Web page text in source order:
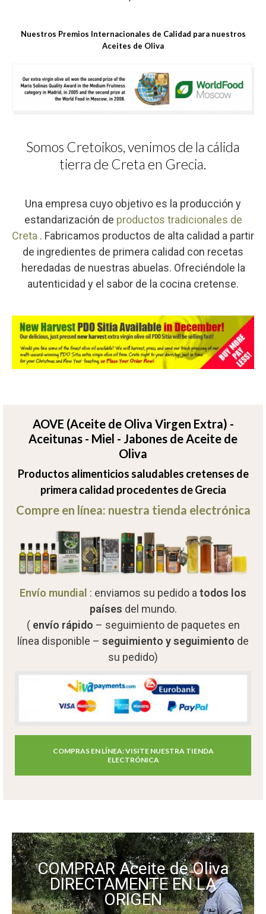
Nuestros Premios Internacionales de Calidad para nuestros
Aceites de Oliva
Somos Cretoikos, venimos de la cálida
tierra de Creta en Grecia.
Una empresa cuyo objetivo es la producción y
estandarización de productos tradicionales de
Creta . Fabricamos productos de alta calidad a partir
de ingredientes de primera calidad con recetas
heredadas de nuestras abuelas. Ofreciéndole la
autenticidad y el sabor de la cocina cretense.
AOVE (Aceite de Oliva Virgen Extra) -
Aceitunas - Miel - Jabones de Aceite de
Oliva
Productos alimenticios saludables cretenses de
primera calidad procedentes de Grecia
Compre en línea: nuestra tienda electrónica
Envío mundial : enviamos su pedido a todos los
países del mundo.
( envío rápido – seguimiento de paquetes en
línea disponible – seguimiento y seguimiento de
su pedido)
COMPRAS EN LÍNEA: VISITE NUESTRA TIENDA
ELECTRÓNICA
COMPRAR Aceite de Oliva
DIRECTAMENTE EN LA
ORIGEN